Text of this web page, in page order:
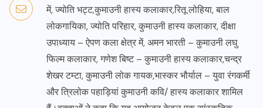
में, ज्योति भट्ट,कुमाउनी हास्य कलाकार,रितू लोहिया, बाल
लोकगायिका, ज्योति परिहार, कुमाउनी हास्य कलाकार, दीक्षा
उपाध्याय – ऐपण कला क्षेत्र में, अमन भारती – कुमाउनी लघु
फिल्म कलाकार, गणेश बिष्ट – कुमाउनी हास्य कलाकार,चन्द्र
शेखर टम्टा, कुमाउनी लोक गायक,भास्कर भौर्याल – युवा रंगकर्मी
और त्रिलोक पहाड़ियां कुमाउनी कवि/ हास्य कलाकार शामिल